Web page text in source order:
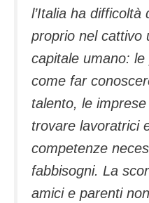
l’Italia ha
proprio nel cattivo
capitale umano:
come far
talento, le
trovare lavoratrici
competenze
fabbisogni. La
amici e parenti